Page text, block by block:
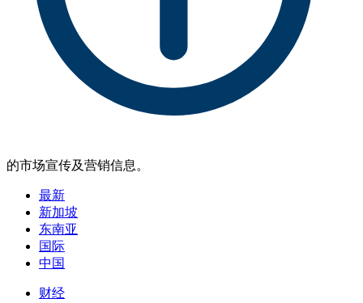
的市场宣传及营销信息。
最新
新加坡
东南亚
国际
中国
财经